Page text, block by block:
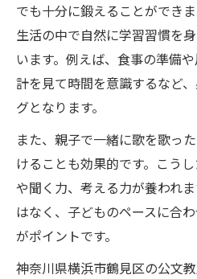
でも十分に鍛えることができ
生活の中で自然に学習習慣を
います。例えば、食事の準備
計を見て時間を意識するなど
グとなります。
また、親子で一緒に歌を歌っ
けることも効果的です。こう
や聞く力、考える力が養われ
はなく、子どものペースに合
がポイントです。
神奈川県横浜市鶴見区の公文